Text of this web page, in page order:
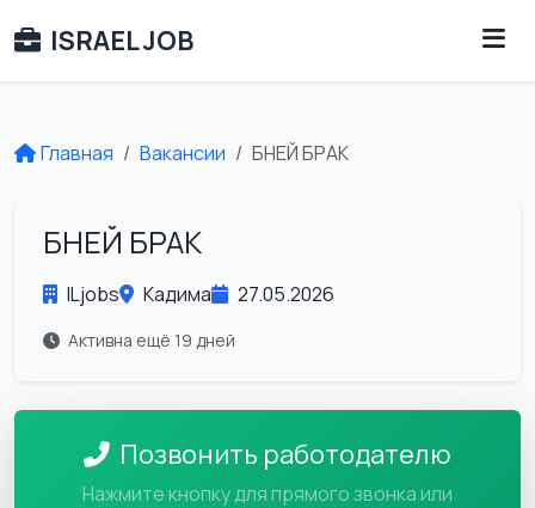
ISRAEL JOB
Главная Вакансии БНЕЙ БРАК
БНЕЙ БРАК
ILjobs Кадима 27.05.2026
Активна ещё 19 дней
Позвонить работодателю
Нажмите кнопку для прямого звонка или